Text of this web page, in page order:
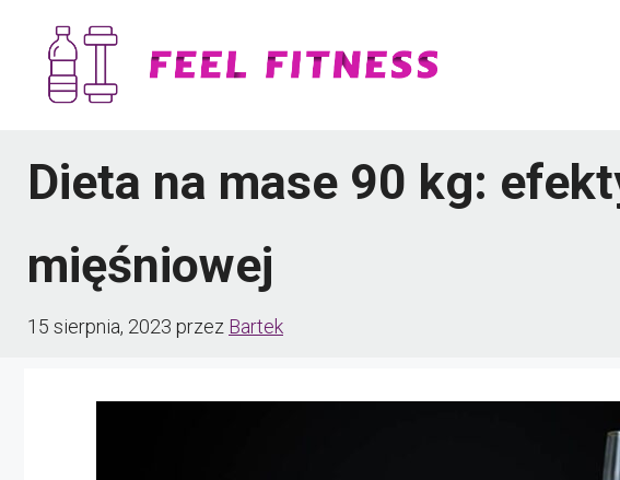
Dieta na mase 90 kg:
mięśniowej
15 sierpnia, 2023 przez Bartek